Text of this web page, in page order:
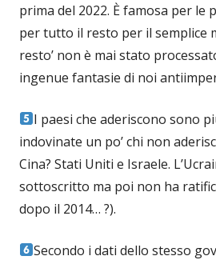
prima del 2022. È famosa per le
per tutto il resto per il semplice
resto’ non è mai stato
ingenue fantasie di noi
I paesi che aderiscono sono
indovinate un po’ chi non
Cina? Stati Uniti e Israele.
sottoscritto ma poi non ha
dopo il 2014… ?).
Secondo i dati dello stesso